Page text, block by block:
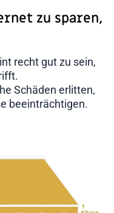
zu sparen,
recht gut zu sein,
Schäden erlitten,
beeinträchtigen.